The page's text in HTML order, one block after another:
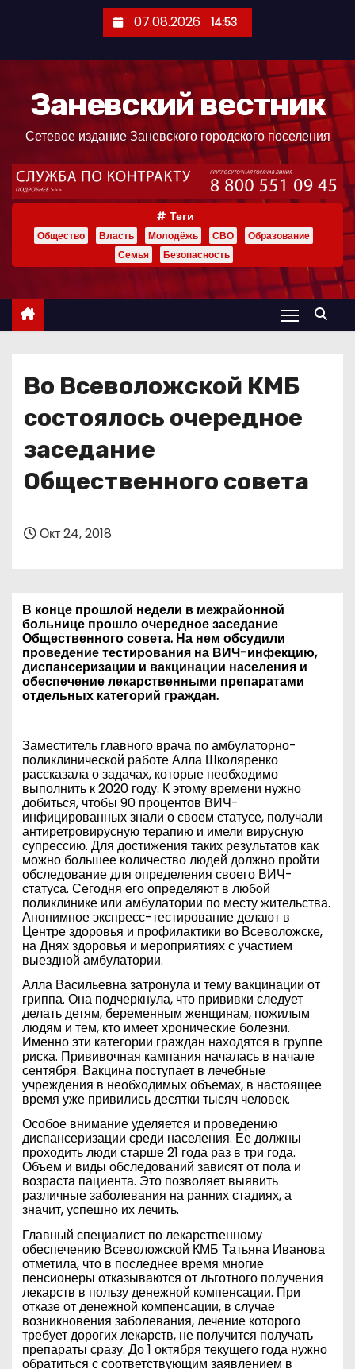
ж
07.08.2026 14:53
Заневский вестник
Сетевое издание Заневского городского поселения
Теги
Общество Власть Молодёжь СВО
Образование
Семья
Безопасность
Во Всеволожской КМБ
состоялось очередное
заседание
Общественного совета
Окт 24, 2018
В конце прошлой недели в межрайонной
больнице прошло очередное заседание
Общественного совета. На нем обсудили
проведение тестирования на ВИЧ-инфекцию,
диспансеризации и вакцинации населения и
обеспечение лекарственными препаратами
отдельных категорий граждан.
Заместитель главного врача по амбулаторно-
поликлинической работе Алла Школяренко
рассказала о задачах, которые необходимо
выполнить к 2020 году. К этому времени нужно
добиться, чтобы 90 процентов ВИЧ-
инфицированных знали о своем статусе, получали
антиретровирусную терапию и имели вирусную
супрессию. Для достижения таких результатов как
можно большее количество людей должно пройти
обследование для определения своего ВИЧ-
статуса. Сегодня его определяют в любой
поликлинике или амбулатории по месту жительства.
Анонимное экспресс-тестирование делают в
Центре здоровья и профилактики во Всеволожске,
на Днях здоровья и мероприятиях с участием
выездной амбулатории.
Алла Васильевна затронула и тему вакцинации от
гриппа. Она подчеркнула, что прививки следует
делать детям, беременным женщинам, пожилым
людям и тем, кто имеет хронические болезни.
Именно эти категории граждан находятся в группе
риска. Прививочная кампания началась в начале
сентября. Вакцина поступает в лечебные
учреждения в необходимых объемах, в настоящее
время уже привились десятки тысяч человек.
Особое внимание уделяется и проведению
диспансеризации среди населения. Ее должны
проходить люди старше 21 года раз в три года.
Объем и виды обследований зависят от пола и
возраста пациента. Это позволяет выявить
различные заболевания на ранних стадиях, а
значит, успешно их лечить.
Главный специалист по лекарственному
обеспечению Всеволожской КМБ Татьяна Иванова
отметила, что в последнее время многие
пенсионеры отказываются от льготного получения
лекарств в пользу денежной компенсации. При
отказе от денежной компенсации, в случае
возникновения заболевания, лечение которого
требует дорогих лекарств, не получится получать
препараты сразу. До 1 октября текущего года нужно
обратиться с соответствующим заявлением в